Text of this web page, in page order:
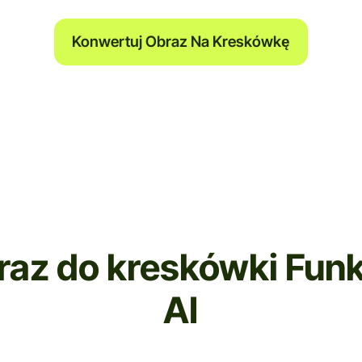
Konwertuj Obraz Na Kreskówkę
do kreskówki
AI